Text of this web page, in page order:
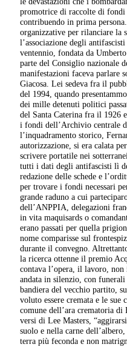
promotrice di raccolte di fondi
contribuendo in prima
organizzative per rilanciare la
l’associazione degli
ventennio, fondata da
parte del Consiglio nazionale
manifestazioni faceva parlare
Giacosa. Lei sedeva fra il
del 1994, quando
dei mille detenuti politici
del Santa Caterina fra il 1926
i fondi dell’Archivio centrale
l’inquadramento storico,
autorizzazione, si era calata
scrivere portatile nei
tutti i dati degli antifascisti lì
redazione delle schede e
per trovare i fondi necessari
grande raduno a cui
dell’ANPPIA, delegazioni
in vita maquisards o
erano passati per quella
nome comparisse sul
durante il convegno.
la ricerca ottenne il premio
contava l’opera, il lavoro, non
andata in silenzio, con
bandiera del vecchio partito,
voluto essere cremata e le sue
comune dell’ara crematoria di
versi di Lee Masters,
suolo e nella carne
terra più feconda e non